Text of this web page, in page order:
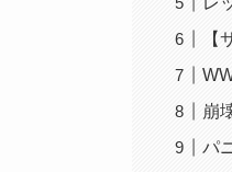
崩
パ